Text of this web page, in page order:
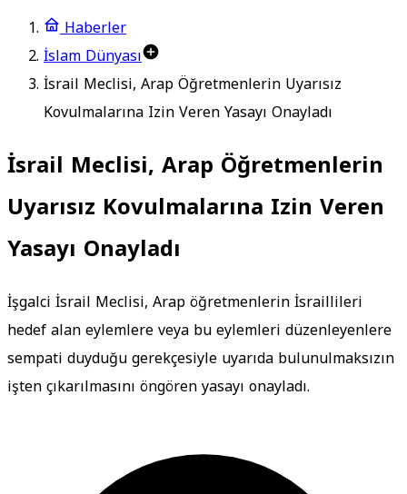
Haberler
İslam Dünyası
İsrail Meclisi, Arap Öğretmenlerin Uyarısız
Kovulmalarına Izin Veren Yasayı Onayladı
İsrail Meclisi, Arap Öğretmenlerin
Uyarısız Kovulmalarına Izin Veren
Yasayı Onayladı
İşgalci İsrail Meclisi, Arap öğretmenlerin İsraillileri
hedef alan eylemlere veya bu eylemleri düzenleyenlere
sempati duyduğu gerekçesiyle uyarıda bulunulmaksızın
işten çıkarılmasını öngören yasayı onayladı.